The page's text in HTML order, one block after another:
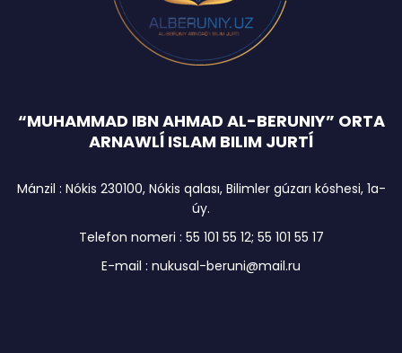
“MUHAMMAD IBN AHMAD AL-BERUNIY” ORTA
ARNAWLĺ ISLAM BILIM JURTĺ
Mánzil : Nókis 230100, Nókis qalası, Bilimler gúzarı kóshesi, 1a-
úy.
Telefon nomeri : 55 101 55 12; 55 101 55 17
E-mail : nukusal-beruni@mail.ru